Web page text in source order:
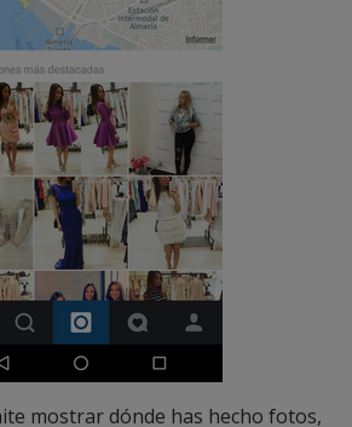
mostrar dónde has hecho fotos,